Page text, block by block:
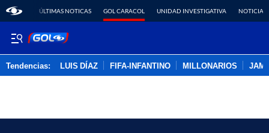
ÚLTIMAS NOTICAS GOL CARACOL UNIDAD INVESTIGATIVA NOTICIAS
Tendencias: LUIS DÍAZ FIFA-INFANTINO MILLONARIOS